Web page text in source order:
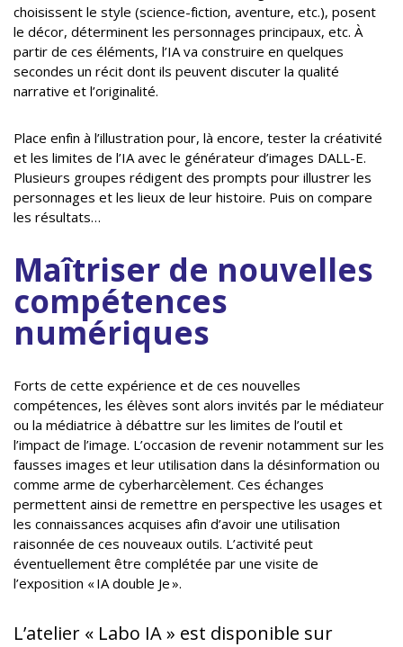
choisissent le style (science-fiction, aventure, etc.), posent
le décor, déterminent les personnages principaux, etc. À
partir de ces éléments, l’IA va construire en quelques
secondes un récit dont ils peuvent discuter la qualité
narrative et l’originalité.
Place enfin à l’illustration pour, là encore, tester la créativité
et les limites de l’IA avec le générateur d’images DALL-E.
Plusieurs groupes rédigent des prompts pour illustrer les
personnages et les lieux de leur histoire. Puis on compare
les résultats…
Maîtriser de nouvelles
compétences
numériques
Forts de cette expérience et de ces nouvelles
compétences, les élèves sont alors invités par le médiateur
ou la médiatrice à débattre sur les limites de l’outil et
l’impact de l’image. L’occasion de revenir notamment sur les
fausses images et leur utilisation dans la désinformation ou
comme arme de cyberharcèlement. Ces échanges
permettent ainsi de remettre en perspective les usages et
les connaissances acquises afin d’avoir une utilisation
raisonnée de ces nouveaux outils. L’activité peut
éventuellement être complétée par une visite de
l’exposition « IA double Je ».
L’atelier « Labo IA » est disponible sur